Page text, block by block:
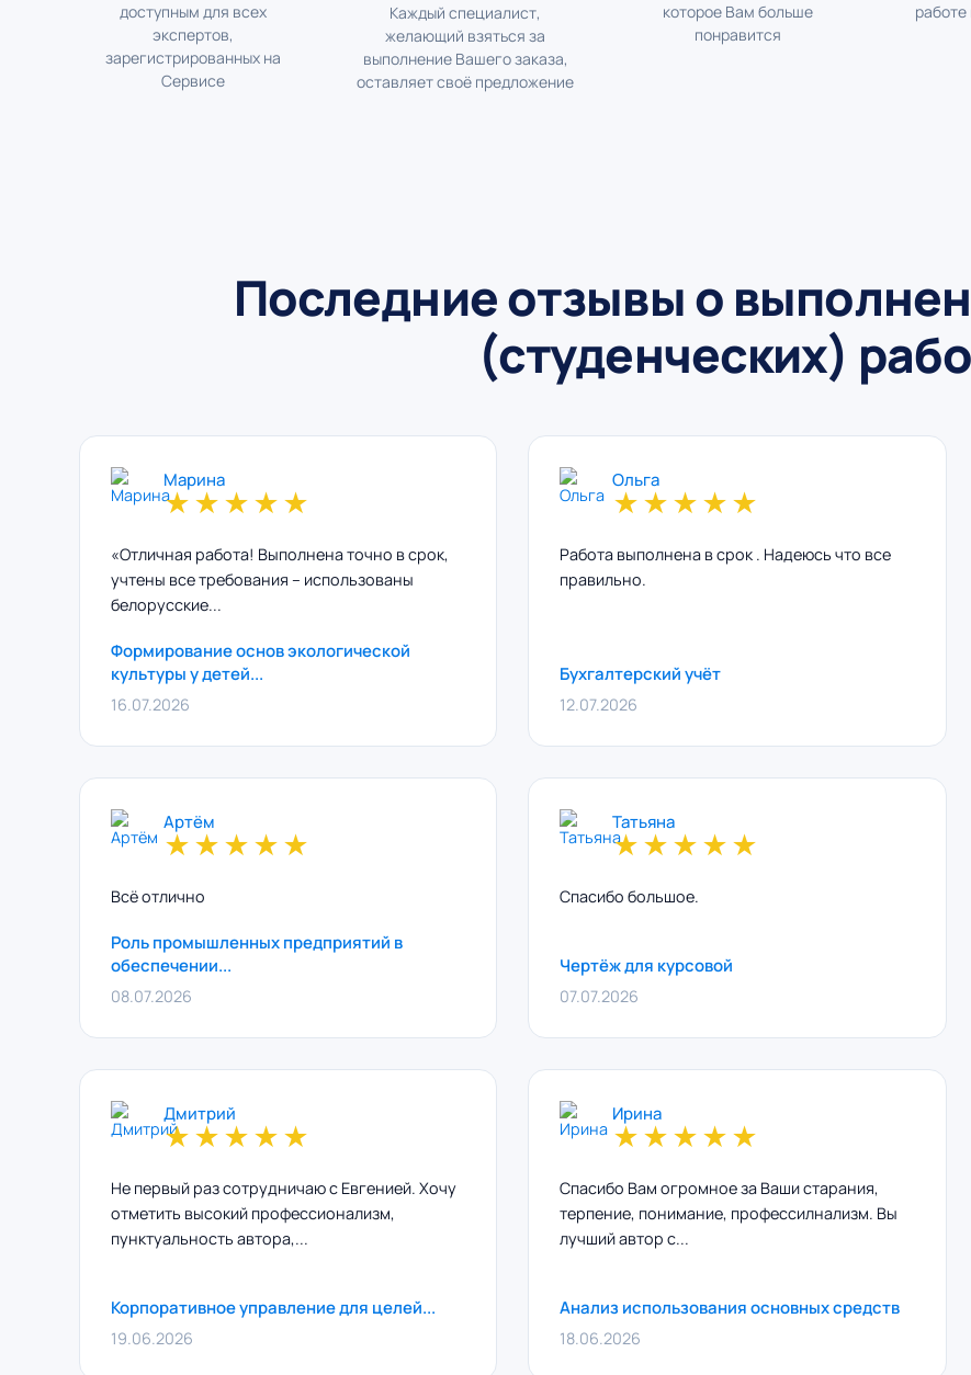
доступным для всех
экспертов,
зарегистрированных на
Сервисе
Каждый специалист,
желающий взяться за
выполнение Вашего заказа,
оставляет своё предложение
которое Вам больше
понравится
Последние отзывы о
(студенческих)
Марина
★★★★★
«Отличная работа! Выполнена точно в срок,
учтены все требования – использованы
белорусские...
Формирование основ экологической
культуры у детей...
16.07.2026
Ольга
★★★★★
Работа выполнена в срок . Надеюсь что все
правильно.
Бухгалтерский учёт
12.07.2026
Артём
★★★★★
Всё отлично
Роль промышленных предприятий в
обеспечении...
08.07.2026
Татьяна
★★★★★
Спасибо большое.
Чертёж для курсовой
07.07.2026
Дмитрий
★★★★★
Не первый раз сотрудничаю с Евгенией. Хочу
отметить высокий профессионализм,
пунктуальность автора,...
Корпоративное управление для целей...
19.06.2026
Ирина
★★★★★
Спасибо Вам огромное за Ваши старания,
терпение, понимание, профессилнализм. Вы
лучший автор с...
Анализ использования основных средств
18.06.2026